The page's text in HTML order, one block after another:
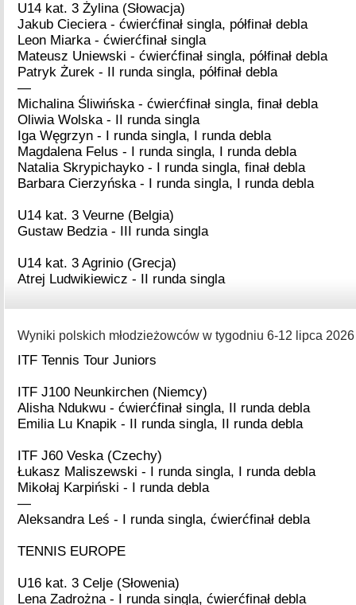
U14 kat. 3 Żylina (Słowacja)
Jakub Cieciera - ćwierćfinał singla, półfinał debla
Leon Miarka - ćwierćfinał singla
Mateusz Uniewski - ćwierćfinał singla, półfinał debla
Patryk Żurek - II runda singla, półfinał debla
—
Michalina Śliwińska - ćwierćfinał singla, finał debla
Oliwia Wolska - II runda singla
Iga Węgrzyn - I runda singla, I runda debla
Magdalena Felus - I runda singla, I runda debla
Natalia Skrypichayko - I runda singla, finał debla
Barbara Cierzyńska - I runda singla, I runda debla
U14 kat. 3 Veurne (Belgia)
Gustaw Bedzia - III runda singla
U14 kat. 3 Agrinio (Grecja)
Atrej Ludwikiewicz - II runda singla
Wyniki polskich młodzieżowców w tygodniu 6-12 lipca 2026
ITF Tennis Tour Juniors
ITF J100 Neunkirchen (Niemcy)
Alisha Ndukwu - ćwierćfinał singla, II runda debla
Emilia Lu Knapik - II runda singla, II runda debla
ITF J60 Veska (Czechy)
Łukasz Maliszewski - I runda singla, I runda debla
Mikołaj Karpiński - I runda debla
—
Aleksandra Leś - I runda singla, ćwierćfinał debla
TENNIS EUROPE
U16 kat. 3 Celje (Słowenia)
Lena Zadrożna - I runda singla, ćwierćfinał debla